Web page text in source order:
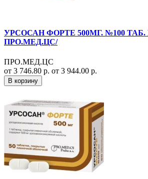
УРСОСАН ФОРТЕ 500МГ. №100 ТАБ.
ПРО.МЕД.ЦС/
ПРО.МЕД.ЦС
от 3 746.80 р. от 3 944.00 р.
В корзину